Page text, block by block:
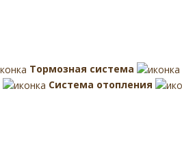
Тормозная система
Система отопления